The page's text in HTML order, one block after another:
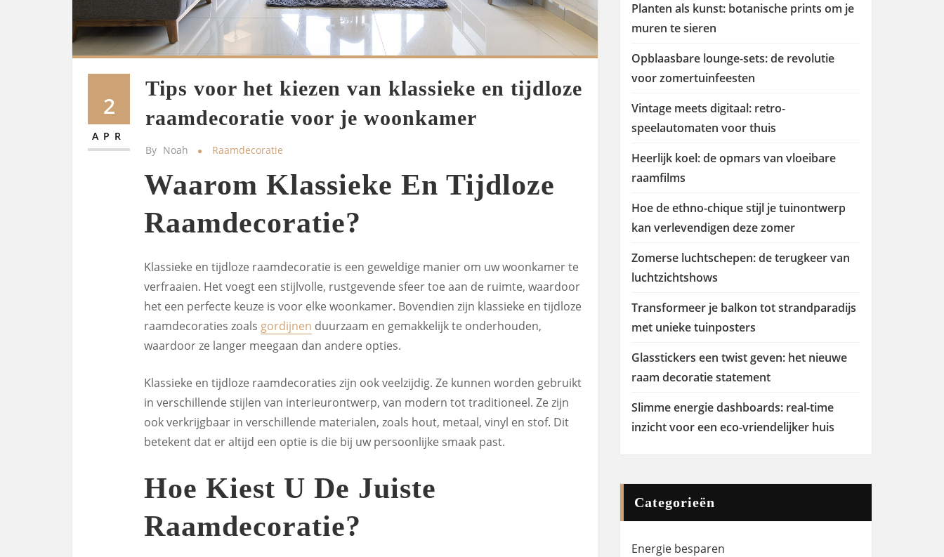
2
APR
Tips voor het kiezen van klassieke en tijdloze
raamdecoratie voor je woonkamer
By Noah Raamdecoratie
Waarom Klassieke En Tijdloze
Raamdecoratie?
Klassieke en tijdloze raamdecoratie is een geweldige manier om uw woonkamer te
verfraaien. Het voegt een stijlvolle, rustgevende sfeer toe aan de ruimte, waardoor
het een perfecte keuze is voor elke woonkamer. Bovendien zijn klassieke en tijdloze
raamdecoraties zoals gordijnen duurzaam en gemakkelijk te onderhouden,
waardoor ze langer meegaan dan andere opties.
Klassieke en tijdloze raamdecoraties zijn ook veelzijdig. Ze kunnen worden gebruikt
in verschillende stijlen van interieurontwerp, van modern tot traditioneel. Ze zijn
ook verkrijgbaar in verschillende materialen, zoals hout, metaal, vinyl en stof. Dit
betekent dat er altijd een optie is die bij uw persoonlijke smaak past.
Hoe Kiest U De Juiste
Raamdecoratie?
Planten als kunst: botanische prints om je
muren te sieren
Opblaasbare lounge-sets: de revolutie
voor zomertuinfeesten
Vintage meets digitaal: retro-
speelautomaten voor thuis
Heerlijk koel: de opmars van vloeibare
raamfilms
Hoe de ethno-chique stijl je tuinontwerp
kan verlevendigen deze zomer
Zomerse luchtschepen: de terugkeer van
luchtzichtshows
Transformeer je balkon tot strandparadijs
met unieke tuinposters
Glasstickers een twist geven: het nieuwe
raam decoratie statement
Slimme energie dashboards: real-time
inzicht voor een eco-vriendelijker huis
Categorieën
Energie besparen